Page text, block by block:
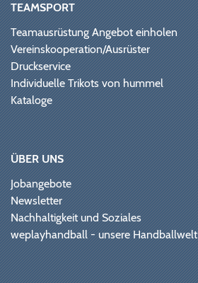
TEAMSPORT
Teamausrüstung Angebot einholen
Vereinskooperation/Ausrüster
Druckservice
Individuelle Trikots von hummel
Kataloge
ÜBER UNS
Jobangebote
Newsletter
Nachhaltigkeit und Soziales
weplayhandball - unsere Handballwelt